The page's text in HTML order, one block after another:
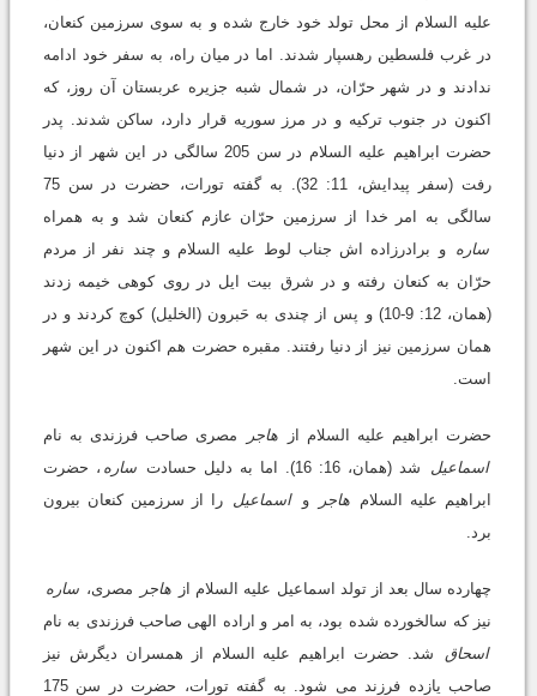
علیه السلام از محل تولد خود خارج شده و به سوی سرزمین کنعان،
در غرب فلسطین رهسپار شدند. اما در میان راه، به سفر خود ادامه
ندادند و در شهر حرّان، در شمال شبه جزیره عربستان آن روز، که
اکنون در جنوب ترکیه و در مرز سوریه قرار دارد، ساکن شدند. پدر
حضرت ابراهیم علیه السلام در سن 205 سالگی در این شهر از دنیا
رفت (سفر پیدایش، 11: 32). به گفته تورات، حضرت در سن 75
سالگی به امر خدا از سرزمین حرّان عازم کنعان شد و به همراه
ساره و برادرزاده اش جناب لوط علیه السلام و چند نفر از مردم
حرّان به کنعان رفته و در شرق بیت ایل در روی کوهی خیمه زدند
(همان، 12: 9-10) و پس از چندی به حَبرون (الخلیل) کوچ کردند و در
همان سرزمین نیز از دنیا رفتند. مقبره حضرت هم اکنون در این شهر
است.
حضرت ابراهیم علیه السلام از هاجر
مصری صاحب فرزندی به نام
اسماعیل
شد (همان، 16: 16). اما به دلیل حسادت ساره ، حضرت
ابراهیم علیه السلام
هاجر و اسماعیل را از سرزمین کنعان بیرون
برد.
چهارده سال بعد از تولد اسماعیل علیه السلام از هاجر مصری، ساره
نیز که سالخورده شده بود، به امر و اراده الهی صاحب فرزندی به نام
اسحاق
شد. حضرت ابراهیم علیه السلام از همسران دیگرش نیز
صاحب یازده فرزند می شود. به گفته تورات، حضرت در سن 175